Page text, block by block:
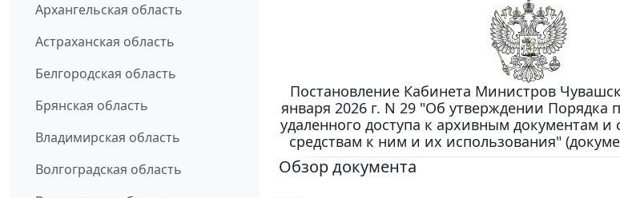
Архангельская область
Астраханская область
Белгородская область
Брянская область
Владимирская область
Волгоградская область
Постановление Кабинета Министров
января 2026 г. N 29 "Об утверждении Порядка
удаленного доступа к архивным документам
средствам к ним и их использования"
Обзор документа